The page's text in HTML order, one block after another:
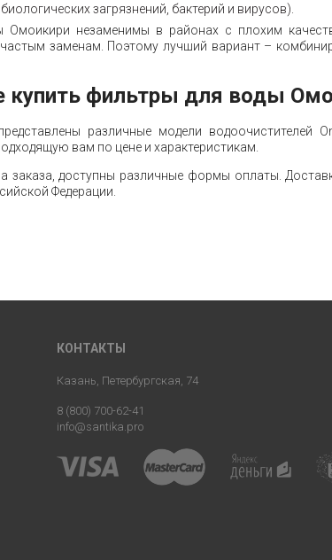
загрязнений, бактерий и вирусов).
Омоикири незаменимы в районах с плохим
заменам. Поэтому лучший вариант –
купить фильтры для воды
различные модели
вам по цене и характеристикам.
заказа, доступны различные формы оплаты.
Федерации.
КОНТАКТЫ
Казань, Петербургская, 74
8 (800) 700-62-41
info@santika.pro